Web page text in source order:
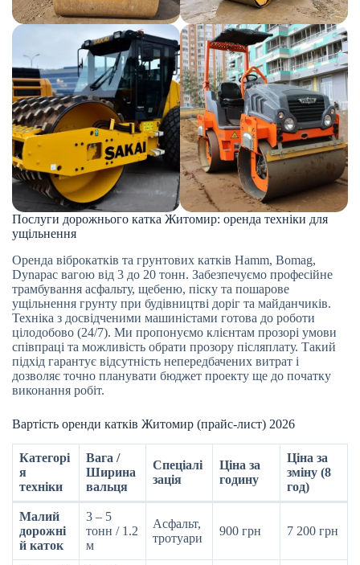
Послуги дорожнього катка Житомир: оренда техніки для
ущільнення
Оренда віброкатків та грунтових катків Hamm, Bomag,
Dynapac вагою від 3 до 20 тонн. Забезпечуємо професійне
трамбування асфальту, щебеню, піску та пошарове
ущільнення грунту при будівництві доріг та майданчиків.
Техніка з досвідченими машиністами готова до роботи
цілодобово (24/7). Ми пропонуємо клієнтам прозорі умови
співпраці та можливість обрати прозору післяплату. Такий
підхід гарантує відсутність непередбачених витрат і
дозволяє точно планувати бюджет проекту ще до початку
виконання робіт.
Вартість оренди катків Житомир (прайс-лист) 2026
Категорі
я
техніки
Вага /
Ширина
вальця
Спеціалі
зація
Ціна за
годину
Ціна за
зміну (8
год)
Малий
дорожні
й каток
3 – 5
тонн / 1.2
м
Асфальт,
тротуари
900 грн 7 200 грн